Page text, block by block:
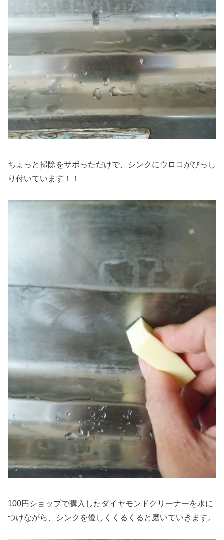
ちょっと掃除をサボっただけで、シンクにウロコがびっし
り付いています！！
100円ショップで購入したダイヤモンドクリーナーを水に
つけながら、シンクを優しくくるくると磨いていきます。